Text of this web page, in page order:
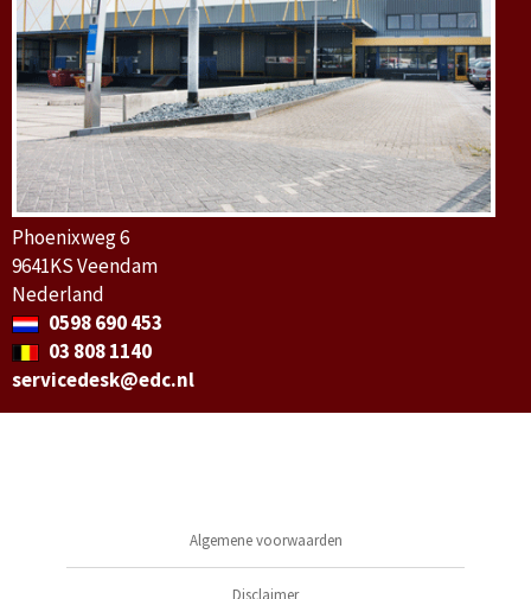
Phoenixweg 6
9641KS Veendam
Nederland
0598 690 453
03 808 1140
servicedesk@edc.nl
Algemene voorwaarden
Disclaimer